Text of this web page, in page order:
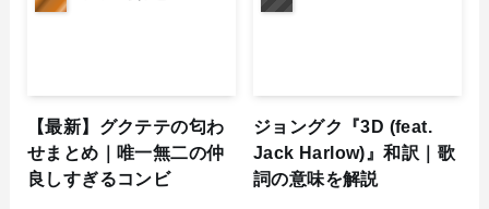
【最新】グクテテの匂わ
せまとめ｜唯一無二の仲
良しすぎるコンビ
ジョングク『3D (feat.
Jack Harlow)』和訳｜歌
詞の意味を解説